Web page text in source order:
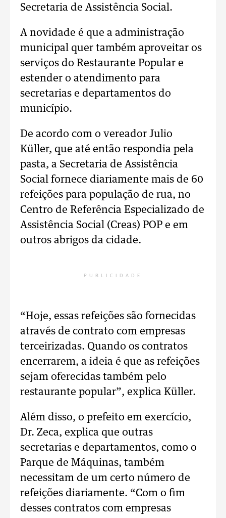
Secretaria de Assistência Social.
A novidade é que a administração
municipal quer também aproveitar os
serviços do Restaurante Popular e
estender o atendimento para
secretarias e departamentos do
município.
De acordo com o vereador Julio
Küller, que até então respondia pela
pasta, a Secretaria de Assistência
Social fornece diariamente mais de 60
refeições para população de rua, no
Centro de Referência Especializado de
Assistência Social (Creas) POP e em
outros abrigos da cidade.
PUBLICIDADE
“Hoje, essas refeições são fornecidas
através de contrato com empresas
terceirizadas. Quando os contratos
encerrarem, a ideia é que as refeições
sejam oferecidas também pelo
restaurante popular”, explica Küller.
Além disso, o prefeito em exercício,
Dr. Zeca, explica que outras
secretarias e departamentos, como o
Parque de Máquinas, também
necessitam de um certo número de
refeições diariamente. “Com o fim
desses contratos com empresas